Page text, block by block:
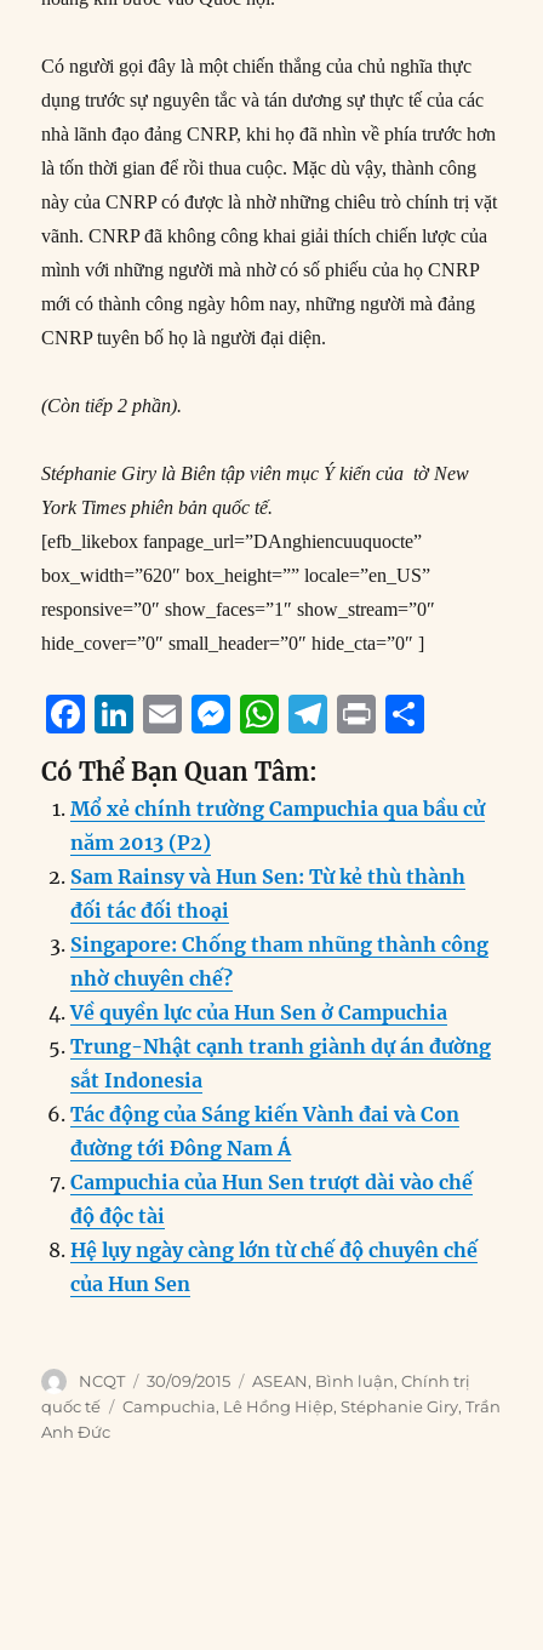
Có người gọi đây là một chiến thắng của chủ nghĩa thực
dụng trước sự nguyên tắc và tán dương sự thực tế của các
nhà lãnh đạo đảng CNRP, khi họ đã nhìn về phía trước hơn
là tốn thời gian để rồi thua cuộc. Mặc dù vậy, thành công
này của CNRP có được là nhờ những chiêu trò chính trị vặt
vãnh. CNRP đã không công khai giải thích chiến lược của
mình với những người mà nhờ có số phiếu của họ CNRP
mới có thành công ngày hôm nay, những người mà đảng
CNRP tuyên bố họ là người đại diện.
(Còn tiếp 2 phần).
Stéphanie Giry là Biên tập viên mục Ý kiến của tờ New
York Times phiên bản quốc tế.
[efb_likebox fanpage_url=”DAnghiencuuquocte”
box_width=”620″ box_height=”” locale=”en_US”
responsive=”0″ show_faces=”1″ show_stream=”0″
hide_cover=”0″ small_header=”0″ hide_cta=”0″ ]
F
a
c
e
b
o
o
k
Li
n
k
e
d
I
n
E
m
ai
l
M
ss
e
n
er
W
h
at
s
A
p
T
e
g
r
m
P
t
a
re
Có Thể Bạn Quan Tâm:
Mổ xẻ chính trường Campuchia qua bầu cử
năm 2013 (P2)
Sam Rainsy và Hun Sen: Từ kẻ thù thành
đối tác đối thoại
Singapore: Chống tham nhũng thành công
nhờ chuyên chế?
Về quyền lực của Hun Sen ở Campuchia
Trung-Nhật cạnh tranh giành dự án đường
sắt Indonesia
Tác động của Sáng kiến Vành đai và Con
đường tới Đông Nam Á
Campuchia của Hun Sen trượt dài vào chế
độ độc tài
Hệ lụy ngày càng lớn từ chế độ chuyên chế
của Hun Sen
Author
NCQT
Posted
on
30/09/2015 Categories
ASEAN, Bình luận,Chính trị
quốc tế
Tags
Campuchia, Lê Hồng Hiệp,Stéphanie Giry,Trần
Anh Đức